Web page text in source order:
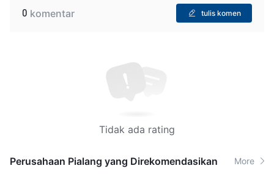
0 komentar tulis komen
Tidak ada rating
Perusahaan Pialang yang Direkomendasikan More